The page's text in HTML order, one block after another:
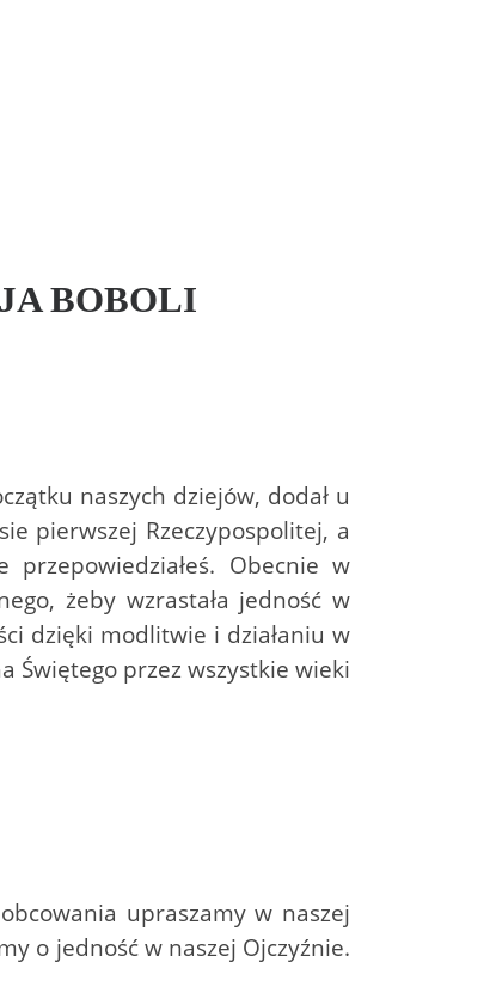
BOBOLI
naszych dziejów, dodał u
pierwszej Rzeczypospolitej, a
Obecnie w
żeby wzrastała jedność w
dzięki modlitwie i działaniu w
Świętego przez wszystkie wieki
upraszamy w naszej
o jedność w naszej Ojczyźnie.